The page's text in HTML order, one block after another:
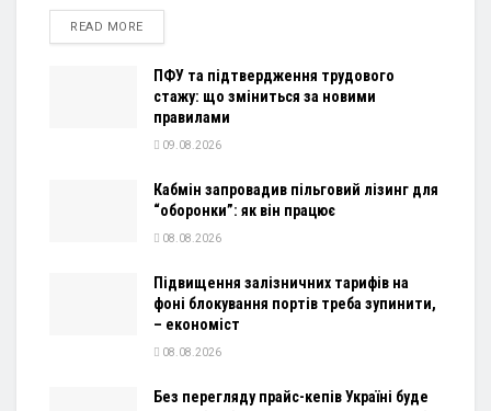
READ MOREDETAILS
ПФУ та підтвердження трудового
стажу: що зміниться за новими
правилами
09.08.2026
Кабмін запровадив пільговий лізинг для
“оборонки”: як він працює
08.08.2026
Підвищення залізничних тарифів на
фоні блокування портів треба зупинити,
– економіст
08.08.2026
Без перегляду прайс-кепів Україні буде